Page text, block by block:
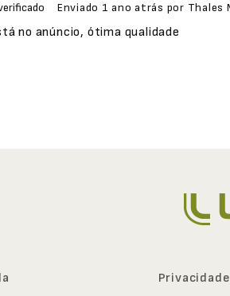
Enviado 1 ano atrás por Thales
no anúncio, ótima qualidade
Privacidade